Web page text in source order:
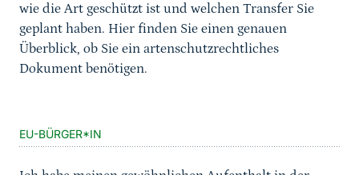
wie die Art geschützt ist und welchen Transfer Sie
geplant haben. Hier finden Sie einen genauen
Überblick, ob Sie ein artenschutzrechtliches
Dokument benötigen.
EU-BÜRGER*IN